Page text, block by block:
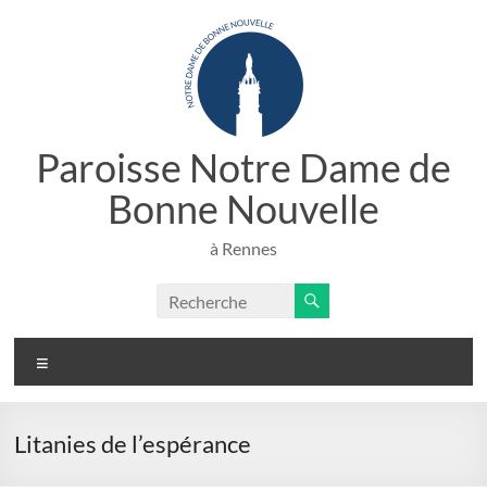
Paroisse Notre Dame de
Bonne Nouvelle
à Rennes
Litanies de l’espérance